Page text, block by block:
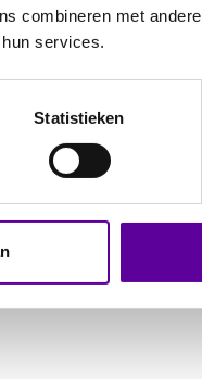
combineren met
services.
Statistieken